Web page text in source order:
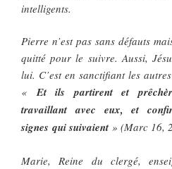
intelligents.
Pierre n’est pas sans défauts
quitté pour le suivre. Aussi,
lui. C’est en sanctifiant les
«Et ils partirent et
travaillant avec eux, et
signes qui suivaient» (Marc 16,
Marie, Reine du clergé,